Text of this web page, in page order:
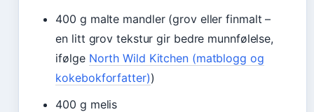
400 g malte mandler (grov eller finmalt –
en litt grov tekstur gir bedre munnfølelse,
ifølge North Wild Kitchen (matblogg og
kokebokforfatter))
400 g melis